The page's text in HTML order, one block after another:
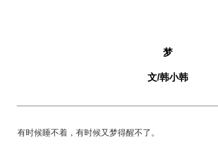
梦
文/韩小韩
有时候睡不着，有时候又梦得醒不了。